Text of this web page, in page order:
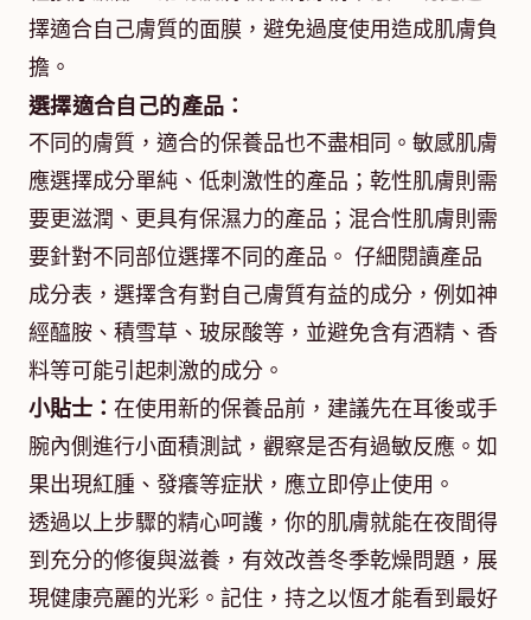
擇適合自己膚質的面膜，避免過度使用造成肌膚負
擔。
選擇適合自己的產品：
不同的膚質，適合的保養品也不盡相同。敏感肌膚
應選擇成分單純、低刺激性的產品；乾性肌膚則需
要更滋潤、更具有保濕力的產品；混合性肌膚則需
要針對不同部位選擇不同的產品。 仔細閱讀產品
成分表，選擇含有對自己膚質有益的成分，例如神
經醯胺、積雪草、玻尿酸等，並避免含有酒精、香
料等可能引起刺激的成分。
小貼士： 在使用新的保養品前，建議先在耳後或手
腕內側進行小面積測試，觀察是否有過敏反應。如
果出現紅腫、發癢等症狀，應立即停止使用。
透過以上步驟的精心呵護，你的肌膚就能在夜間得
到充分的修復與滋養，有效改善冬季乾燥問題，展
現健康亮麗的光彩。記住，持之以恆才能看到最好